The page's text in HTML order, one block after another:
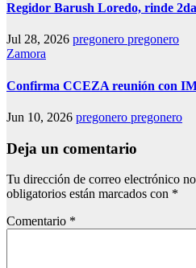
Regidor Barush Loredo, rinde
Jul 28, 2026 pregonero pregonero
Zamora
Confirma CCEZA reunión con
Jun 10, 2026 pregonero pregonero
Deja un comentario
Tu dirección de correo electrónico
obligatorios están marcados con *
Comentario *